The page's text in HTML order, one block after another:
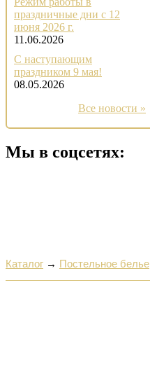
праздничные дни с 12
июня 2026 г.
11.06.2026
С наступающим
праздником 9 мая!
08.05.2026
Все новости »
Мы в соцсетях:
Каталог → Постельное белье